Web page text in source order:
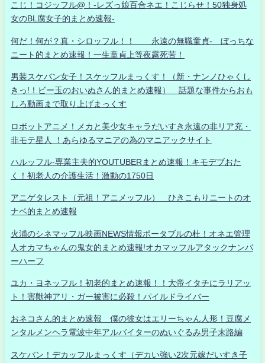
こじ！コジッフル@！-レズっ娘百合ネエ！こじらせ！50独身処
女のBL腐女子的まとめ速報-
何だ！何が？真・シロッフル！！ 永遠の無職童貞- ぼっちな
ニート的まとめ速報！一生童貞上等夜露死苦！
男装スケバン女子！スケッフルまっくす！（新・ナンノひゃくし
きっ!！ビー玉のおいぬさん的まとめ速報） 話題な事件からおも
しろ動画まで取り上げまっくす
ロボットアニメ！メカと美少女キャラだいすき永遠の非リア充・
非モテ星人 ！あらゆるマニアの為のマニアックサイト
ハルッフル-専業主夫的YOUTUBERまとめ速報！キモデブおた
く！初老人の介護生活！激動の1750日
アニゲタレスト（元祖！アニメッフル） ひきこもりニートのオ
ナベ的まとめ速報
火浦のシネマッフル映画NEWS情報ポータブルの杜！オネエ管理
人オカマちゃんの鬼女的まとめ速報!オカマッフルアタックナンバ
ーハーフ
ユカ・ヨネッフル！初老的まとめ速報！！大帝イタチにラリアッ
ト！害獣神アリ・ガー被害に必殺！パイルドライバー
おネコさん的まとめ速報 僕の彼女はエリーちゃん人形！豆腐メ
ンタルメンヘラ電波中年アルバイターのぬいぐるみ男子末路編
スケバン！デカッフルまっくす（デカい強い2次元嫁だいすき子